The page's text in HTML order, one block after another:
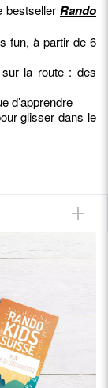
bestseller Rando
fun, à partir de 6
la route : des
d’apprendre
glisser dans le